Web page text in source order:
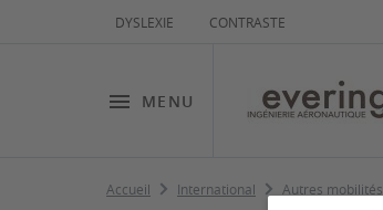
DYSLEXIE CONTRASTE
MENU
Accueil International Autres mobilités